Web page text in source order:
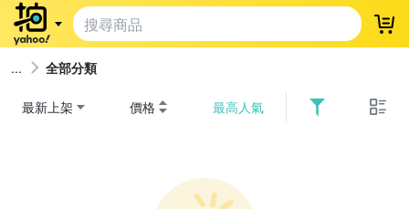
登
全部分類
最新上架 價格 最高人氣